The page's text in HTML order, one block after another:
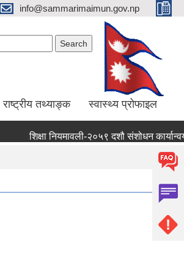
info@sammarimaimun.gov.np
राष्ट्रीय तथ्याङ्क स्वास्थ्य प्रोफाइल
शिक्षा नियमावली-२०५९ दशौ संशोधन कार्यान्वयन